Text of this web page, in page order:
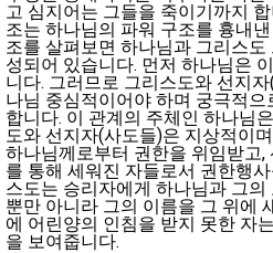
고 심지어는 그들을 죽이기까지
조는 하나님의 파워 구조를 흉내
조를 살펴보면 하나님과 그리스
성되어 있습니다. 먼저 하나님은
니다. 그러므로 그리스도와 선지
나님 중심적이어야 하며 궁극적
합니다. 이 관계의 주체인 하나님
도와 선지자(사도들)은 지상적이
하나님께로부터 권한을 위임받고
를 통해 세워진 자들로서 권한행
스도는 승리자에게 하나님과 그
뿐만 아니라 그의 이름을 그 위에
에 어린양의 인침을 받지 못한 자
을 보여줍니다.